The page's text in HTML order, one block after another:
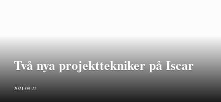
Två nya projekttekniker på Iscar
2021-09-22